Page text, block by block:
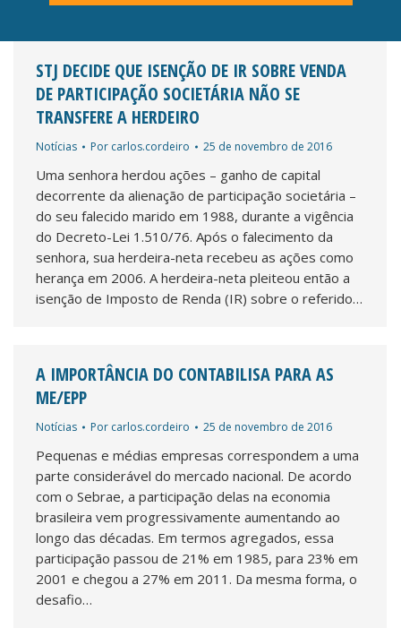
STJ DECIDE QUE ISENÇÃO DE IR SOBRE VENDA
DE PARTICIPAÇÃO SOCIETÁRIA NÃO SE
TRANSFERE A HERDEIRO
Notícias Por carlos.cordeiro 25 de novembro de 2016
Uma senhora herdou ações – ganho de capital
decorrente da alienação de participação societária –
do seu falecido marido em 1988, durante a vigência
do Decreto-Lei 1.510/76. Após o falecimento da
senhora, sua herdeira-neta recebeu as ações como
herança em 2006. A herdeira-neta pleiteou então a
isenção de Imposto de Renda (IR) sobre o referido…
A IMPORTÂNCIA DO CONTABILISA PARA AS
ME/EPP
Notícias Por carlos.cordeiro 25 de novembro de 2016
Pequenas e médias empresas correspondem a uma
parte considerável do mercado nacional. De acordo
com o Sebrae, a participação delas na economia
brasileira vem progressivamente aumentando ao
longo das décadas. Em termos agregados, essa
participação passou de 21% em 1985, para 23% em
2001 e chegou a 27% em 2011. Da mesma forma, o
desafio…